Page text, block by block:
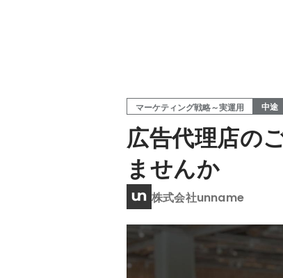
マーケティング戦略～実運用 中途
広告代理店の
ませんか
株式会社unname